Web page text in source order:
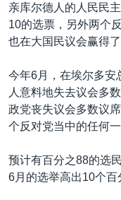
GEN Z 看美国
亲库尔德人的人民民
10的选票，另外两个
也在大国民议会赢得了
今年6月，在埃尔多安
人意料地失去议会多
政党丧失议会多数议
个反对党当中的任何
预计有百分之88的选
6月的选举高出10个百